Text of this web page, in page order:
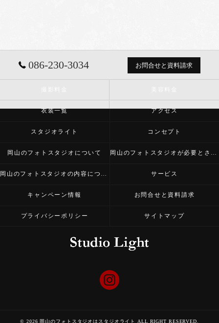
086-230-3034 お問合せと資料請求
衣装一覧 アクセス
スタジオライト コンセプト
岡山のフォトスタジオについて 岡山のフォトスタジオが必要とされる理由
岡山のフォトスタジオの内容について サービス
キャンペーン情報 お問合せと資料請求
プライバシーポリシー サイトマップ
© 2026 岡山のフォトスタジオはスタジオライト ALL RIGHT RESERVED.